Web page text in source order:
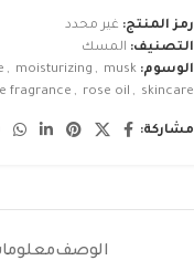
رمز المنتج: غير محدد
التصنيف: المسك
الوسوم:
, moisturizing , musk
fragrance , rose oil , skincare
مشاركة:
الوصف